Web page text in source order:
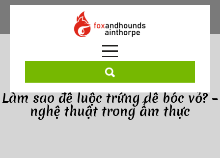
Skip
Làm sao để luộc trứng dễ bóc vỏ? –
nghệ thuật trong ẩm thực